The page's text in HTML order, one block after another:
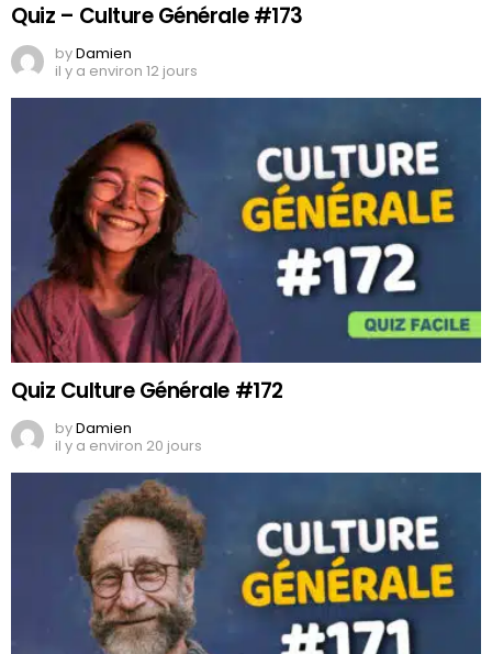
Quiz – Culture Générale #173
byDamien
il y a environ 12 jours
Quiz Culture Générale #172
byDamien
il y a environ 20 jours